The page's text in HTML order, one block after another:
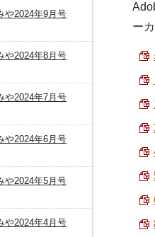
ー
や2024年9月号
や2024年8月号
や2024年7月号
や2024年6月号
や2024年5月号
や2024年4月号